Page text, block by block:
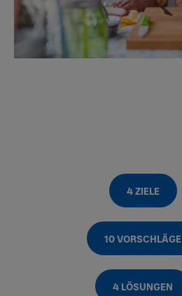
4 ZIELE
10 VORSCHLÄGE
4 LÖSUNGEN